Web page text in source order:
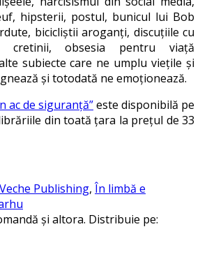
hipsterii, postul, bunicul lui Bob
bicicliştii aroganţi, discuţiile cu
cretinii, obsesia pentru viaţă
subiecte care ne umplu vieţile şi
şi totodată ne emoţionează.
ac de siguranță”este disponibilă pe
din toată țara la prețul de 33
Publishing, În limbă e
și altora. Distribuie pe: